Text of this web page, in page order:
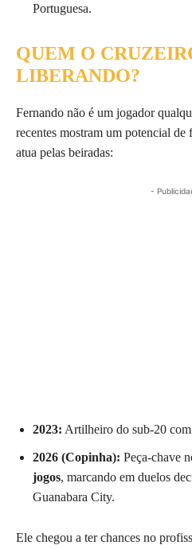
Portuguesa.
QUEM O
LIBERANDO?
Fernando não é um jogador
recentes mostram um potencial
atua pelas beiradas:
-
2023: Artilheiro do sub-20
2026 (Copinha): Peça-chave
jogos, marcando em duelos
Guanabara City.
Ele chegou a ter chances no